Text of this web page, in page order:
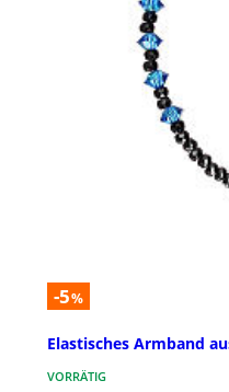
-5%
Elastisches Armband
VORRÄTIG